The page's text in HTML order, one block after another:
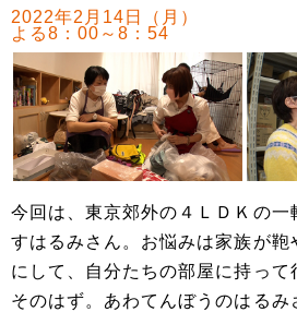
2022年2月14日（月）
よる8：00～8：54
今回は、東京郊外の４ＬＤＫの一
すはるみさん。お悩みは家族が鞄
にして、自分たちの部屋に持って
そのはず。あわてんぼうのはるみ